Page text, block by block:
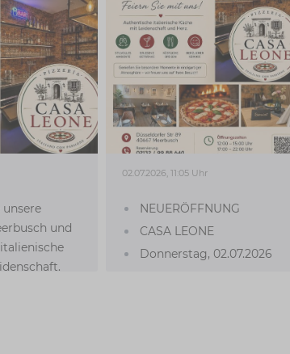
unsere
und
02.07.2026, 11:05 Uhr
NEUERÖFFNUNG
CASA LEONE
Donnerstag, 02.07.2026